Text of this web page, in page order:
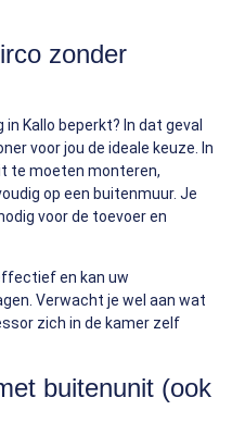
zonder
Kallo beperkt? In dat geval
voor jou de ideale keuze. In
te moeten monteren,
op een buitenmuur. Je
voor de toevoer en
en kan uw
Verwacht je wel aan wat
zich in de kamer zelf
buitenunit (ook